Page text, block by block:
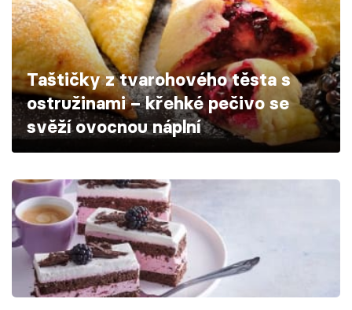
Škola vaření
Recepty z TV
Speciál: Cuketa
Těhotnej kuchař
Přihlášení
Sledujte nás
Taštičky z tvarohového těsta s
ostružinami – křehké pečivo se
svěží ovocnou náplní